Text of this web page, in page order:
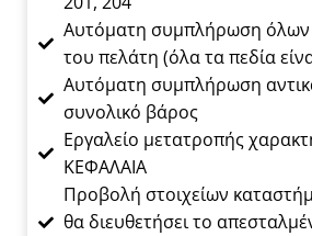
Αυτόματη συμπλήρωση όλων
του πελάτη (όλα τα πεδία
Αυτόματη συμπλήρωση
συνολικό βάρος
Εργαλείο μετατροπής
ΚΕΦΑΛΑΙΑ
Προβολή στοιχείων
θα διευθετήσει το